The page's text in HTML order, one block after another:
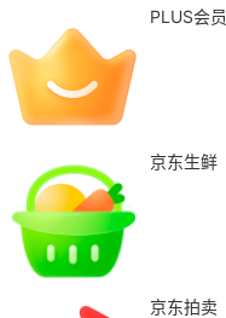
PLUS会员
京东生鲜
京东拍卖